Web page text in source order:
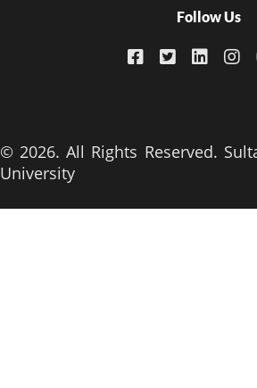
Follow Us
© 2026. All Rights Reserved.
University